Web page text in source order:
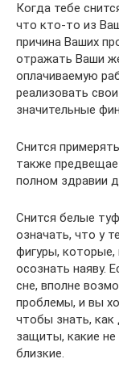
Когда тебе
что кто-то из
причина Ваших
отражать Ваши
оплачиваемую
реализовать
значительные
Снится
также
полном здравии
Снится белые
означать, что у
фигуры,
осознать наяву.
сне, вполне
проблемы, и вы
чтобы знать, как
защиты, какие
близкие.